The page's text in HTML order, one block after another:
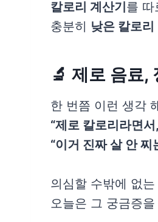
칼로리 계산기를 따
충분히 낮은 칼로
🔬 제로 음료,
한 번쯤 이런 생각
“제로 칼로리라면
“이거 진짜 살 안 찌
의심할 수밖에 없는
오늘은 그 궁금증